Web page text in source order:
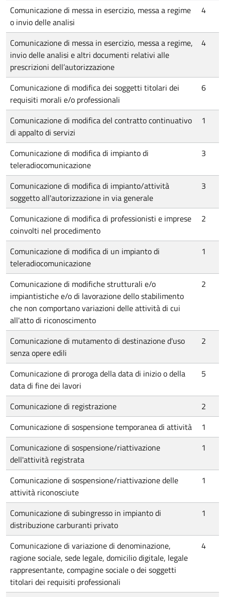
Comunicazione di messa in esercizio, messa a regime
o invio delle analisi
4
Comunicazione di messa in esercizio, messa a regime,
invio delle analisi e altri documenti relativi alle
prescrizioni dell’autorizzazione
4
Comunicazione di modifica dei soggetti titolari dei
requisiti morali e/o professionali
6
Comunicazione di modifica del contratto continuativo
di appalto di servizi
1
Comunicazione di modifica di impianto di
teleradiocomunicazione
3
Comunicazione di modifica di impianto/attività
soggetto all'autorizzazione in via generale
3
Comunicazione di modifica di professionisti e imprese
coinvolti nel procedimento
2
Comunicazione di modifica di un impianto di
teleradiocomunicazione
1
Comunicazione di modifiche strutturali e/o
impiantistiche e/o di lavorazione dello stabilimento
che non comportano variazioni delle attività di cui
all'atto di riconoscimento
2
Comunicazione di mutamento di destinazione d'uso
senza opere edili
2
Comunicazione di proroga della data di inizio o della
data di fine dei lavori
5
Comunicazione di registrazione
2
Comunicazione di sospensione temporanea di attività
1
Comunicazione di sospensione/riattivazione
dell'attività registrata
1
Comunicazione di sospensione/riattivazione delle
attività riconosciute
1
Comunicazione di subingresso in impianto di
distribuzione carburanti privato
1
Comunicazione di variazione di denominazione,
ragione sociale, sede legale, domicilio digitale, legale
rappresentante, compagine sociale o dei soggetti
titolari dei requisiti professionali
4